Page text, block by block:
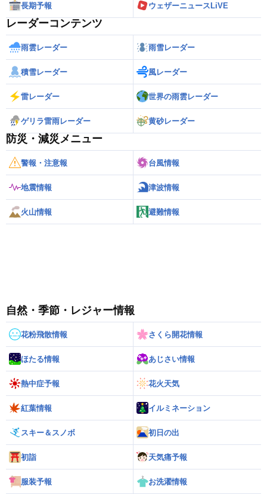
長期予報 ウェザーニュースLiVE
レーダーコンテンツ
雨雲レーダー 雨雪レーダー
積雪レーダー 風レーダー
雷レーダー 世界の雨雲レーダー
ゲリラ雷雨レーダー 黄砂レーダー
防災・減災メニュー
警報・注意報 台風情報
地震情報 津波情報
火山情報 避難情報
自然・季節・レジャー情報
花粉飛散情報 さくら開花情報
ほたる情報 あじさい情報
熱中症予報 花火天気
紅葉情報 イルミネーション
スキー＆スノボ 初日の出
初詣 天気痛予報
服装予報 お洗濯情報